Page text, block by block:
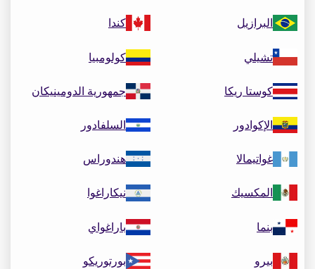
البرازيل كندا
تشيلي كولومبيا
كوستا ريكا جمهورية الدومينيكان
الإكوادور السلفادور
غواتيمالا هندوراس
المكسيك نيكاراغوا
بنما باراغواي
بيرو بورتوريكو